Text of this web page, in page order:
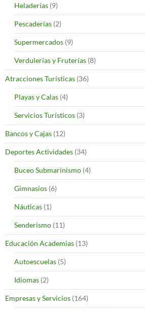
Heladerías (9)
Pescaderías (2)
Supermercados (9)
Verdulerías y Fruterías (8)
Atracciones Turísticas (36)
Playas y Calas (4)
Servicios Turísticos (3)
Bancos y Cajas (12)
Deportes Actividades (34)
Buceo Submarinismo (4)
Gimnasios (6)
Náuticas (1)
Senderismo (11)
Educación Academias (13)
Autoescuelas (5)
Idiomas (2)
Empresas y Servicios (164)